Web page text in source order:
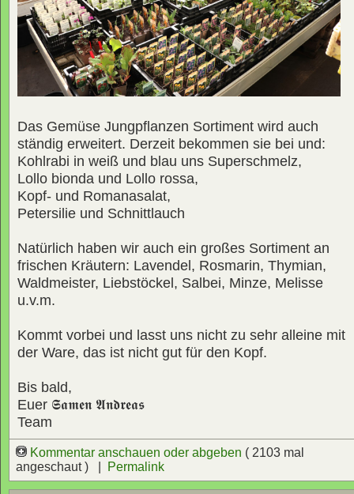
Das Gemüse Jungpflanzen Sortiment wird auch
ständig erweitert. Derzeit bekommen sie bei und:
Kohlrabi in weiß und blau uns Superschmelz,
Lollo bionda und Lollo rossa,
Kopf- und Romanasalat,
Petersilie und Schnittlauch
Natürlich haben wir auch ein großes Sortiment an
frischen Kräutern: Lavendel, Rosmarin, Thymian,
Waldmeister, Liebstöckel, Salbei, Minze, Melisse
u.v.m.
Kommt vorbei und lasst uns nicht zu sehr alleine mit
der Ware, das ist nicht gut für den Kopf.
Bis bald,
Euer 𝕾𝖆𝖒𝖊𝖓 𝕬𝖓𝖉𝖗𝖊𝖆𝖘
Team
Kommentar anschauen oder abgeben ( 2103 mal
angeschaut ) |
Permalink